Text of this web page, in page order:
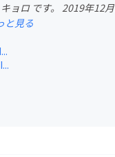
フード・
ョロ です。 2019年
と見る